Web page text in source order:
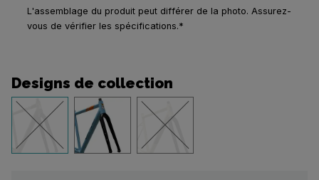
L'assemblage du produit peut différer de la photo. Assurez-
vous de vérifier les spécifications.*
Designs de collection